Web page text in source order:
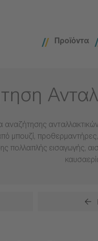
Προϊόντα
αναζήτησης
μπουζί,
πολλαπλής εισαγωγής,